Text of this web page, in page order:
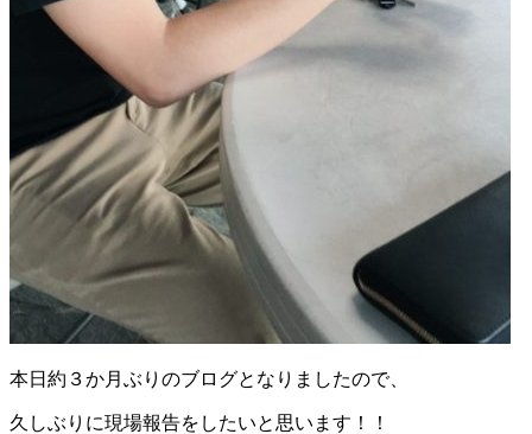
本日約３か月ぶりのブログとなりましたので、
久しぶりに現場報告をしたいと思います！！